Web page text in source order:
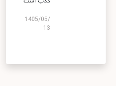
1405/05/
13